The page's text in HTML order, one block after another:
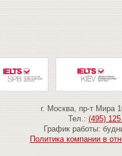
г. Москва, пр-т Мира
Тел.: (495)
График работы:
Политика компании в